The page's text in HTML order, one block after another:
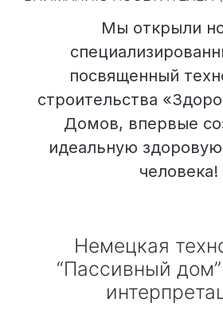
Реконструкция
Пожизненное обслуживание
Технология здоровый дом
Мы открыли
посвященный
строительства
Домов, впервые
идеальную
человека!
Немецкая технология
“Пассивный